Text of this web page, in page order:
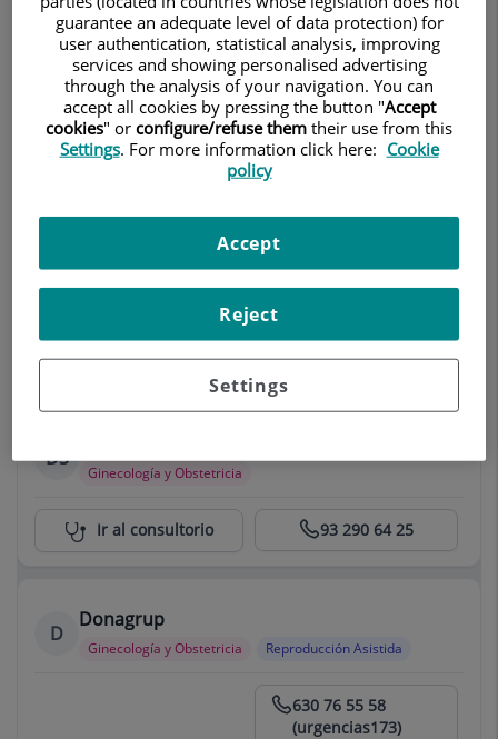
Dra. Leila Catherine Onbargi
Ginecología y Obstetricia
Centro Médico Teknon 93 393 31 61
Ir al consultorio
Ginecología y Obstetricia Reproducción Asistida
Urgencias 93 290
93 290 64 29
DS
Ginecología y Obstetricia
Centro Médico Teknon 93 290 64 25
Ir al consultorio
D
Donagrup
Ginecología y Obstetricia Reproducción Asistida
630 76 55 58
(urgencias173)
guarantee an adequate level of data protection) for
user authentication, statistical analysis, improving
services and showing personalised advertising
through the analysis of your navigation. You can
accept all cookies by pressing the button "Accept
cookies" or configure/refuse them their use from this
Settings. For more information click here: Cookie
policy
Settings
Reject
Accept